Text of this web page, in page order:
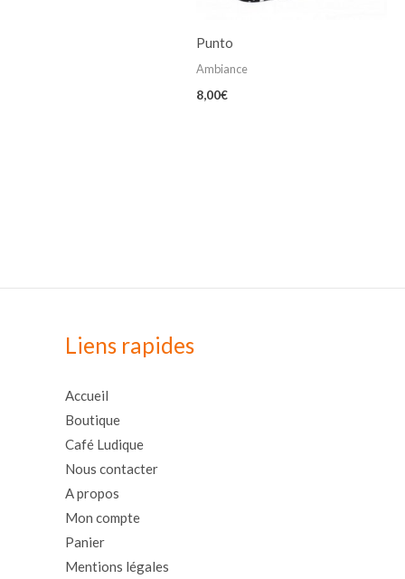
Punto
Ambiance
8,00€
Liens rapides
Accueil
Boutique
Café Ludique
Nous contacter
A propos
Mon compte
Panier
Mentions légales